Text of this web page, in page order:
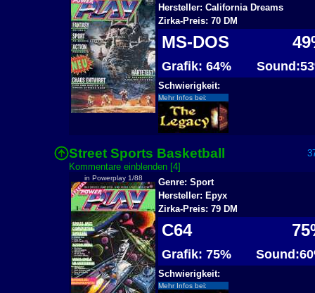
Hersteller: California Dreams
Zirka-Preis: 70 DM
MS-DOS
Grafik: 64%
Schwierigkeit:
Mehr Infos bei:
Street Sports Basketball
Kommentare einblenden [4]
in Powerplay 1/88
Genre: Sport
Hersteller: Epyx
Zirka-Preis: 79 DM
C64
Grafik: 75%
Schwierigkeit:
Mehr Infos bei: